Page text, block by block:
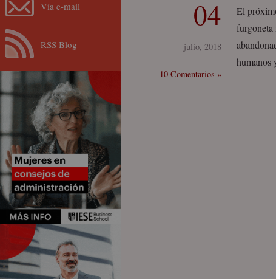
04
julio, 2018
10 Comentarios »
El
furgoneta
humanos
Vía e-mail
RSS Blog